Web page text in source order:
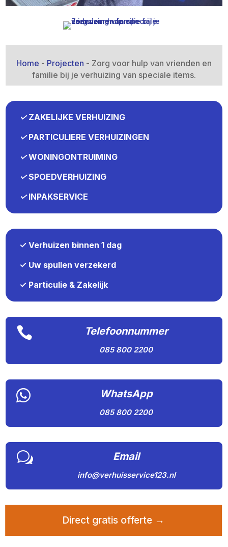
Home - Projecten - Zorg voor hulp van vrienden en
familie bij je verhuizing van speciale items.​
✓ZAKELIJKE VERHUIZING
✓PARTICULIERE VERHUIZINGEN
✓WONINGONTRUIMING
✓SPOEDVERHUIZING
✓INPAKSERVICE
✓ Verhuizen binnen 1 dag
✓ Uw spullen verzekerd
✓ Particulie & Zakelijk
 Telefoonnummer
085 800 2200
 WhatsApp
085 800 2200
w Email
info@verhuisservice123.nl
Direct gratis offerte →